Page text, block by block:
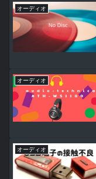
オーディオ
オーディオ
オーディオ